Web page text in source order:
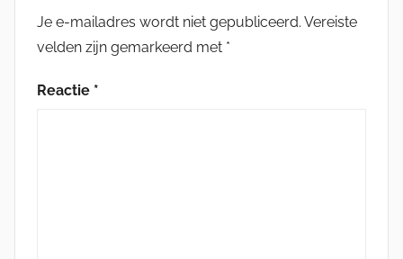
Je e-mailadres wordt niet gepubliceerd. Vereiste
velden zijn gemarkeerd met *
Reactie *